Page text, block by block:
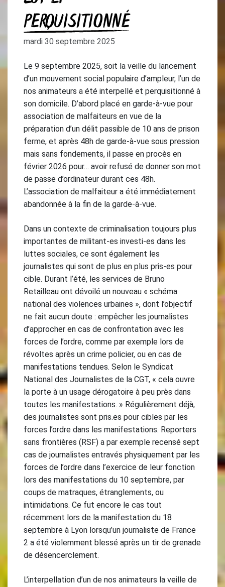
PERQUISITIONNÉ
mardi 30 septembre 2025
Le 9 septembre 2025, soit la veille du lancement
d’un mouvement social populaire d’ampleur, l’un de
nos animateurs a été interpellé et perquisitionné à
son domicile. D’abord placé en garde-à-vue pour
association de malfaiteurs en vue de la
préparation d’un délit passible de 10 ans de prison
ferme, et après 48h de garde-à-vue sous pression
mais sans fondements, il passe en procès en
février 2026 pour… avoir refusé de donner son mot
de passe d’ordinateur durant ces 48h.
L’association de malfaiteur a été immédiatement
abandonnée à la fin de la garde-à-vue.
Dans un contexte de criminalisation toujours plus
importantes de militant-es investi-es dans les
luttes sociales, ce sont également les
journalistes qui sont de plus en plus pris-es pour
cible. Durant l’été, les services de Bruno
Retailleau ont dévoilé un nouveau « schéma
national des violences urbaines », dont l’objectif
ne fait aucun doute : empêcher les journalistes
d’approcher en cas de confrontation avec les
forces de l’ordre, comme par exemple lors de
révoltes après un crime policier, ou en cas de
manifestations tendues. Selon le Syndicat
National des Journalistes de la CGT, « cela ouvre
la porte à un usage dérogatoire à peu près dans
toutes les manifestations. » Régulièrement déjà,
des journalistes sont pris.es pour cibles par les
forces l’ordre dans les manifestations. Reporters
sans frontières (RSF) a par exemple recensé sept
cas de journalistes entravés physiquement par les
forces de l’ordre dans l’exercice de leur fonction
lors des manifestations du 10 septembre, par
coups de matraques, étranglements, ou
intimidations. Ce fut encore le cas tout
récemment lors de la manifestation du 18
septembre à Lyon lorsqu’un journaliste de France
2 a été violemment blessé après un tir de grenade
de désencerclement.
L’interpellation d’un de nos animateurs la veille de